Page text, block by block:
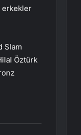
erkekler
Slam
Öztürk